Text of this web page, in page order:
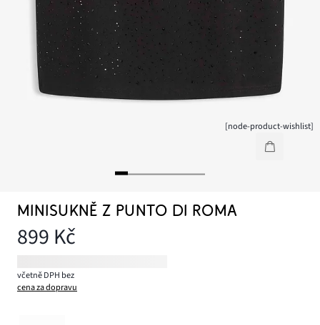
[node-product-wishlist]
MINISUKNĚ Z PUNTO DI ROMA
899 Kč
včetně DPH bez
cena za dopravu